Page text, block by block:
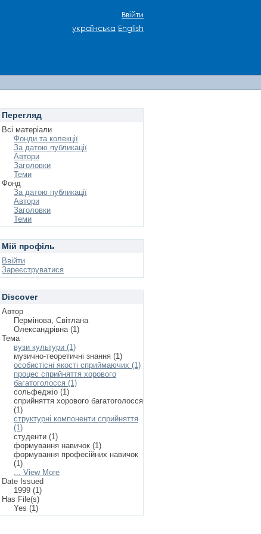
Ввійти
українська English
Перегляд
Всі матеріали
Фонди та колекції
За датою публикації
Автори
Заголовки
Теми
Фонд
За датою публикації
Автори
Заголовки
Теми
Мій профіль
Ввійти
Зареєструватися
Discover
Автор
Пермінова, Світлана
Олександрівна (1)
Тема
вузи культури (1)
музично-теоретичні знання (1)
особистісні якості сприймаючих (1)
процес сприйняття хорового
багатоголосся (1)
сольфеджіо (1)
сприйняття хорового багатоголосся
(1)
структурні компоненти сприйняття
(1)
студенти (1)
формування навичок (1)
формування професійних навичок
(1)
... View More
Date Issued
1999 (1)
Has File(s)
Yes (1)